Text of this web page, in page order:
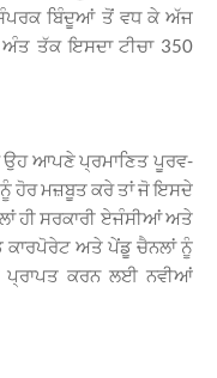
ਸੰਪਰਕ ਬਿੰਦੂਆਂ ਤੋਂ ਵਧ ਕੇ ਅੱਜ
ਤੱਕ ਇਸਦਾ ਟੀਚਾ 350
ਆਪਣੇ ਪ੍ਰਮਾਣਿਤ ਪੂਰਵ-
ਨੂੰ ਹੋਰ ਮਜ਼ਬੂਤ ​​ਕਰੇ ਤਾਂ ਜੋ ਇਸਦੇ
ਹੀ ਸਰਕਾਰੀ ਏਜੰਸੀਆਂ ਅਤੇ
ਕਾਰਪੋਰੇਟ ਅਤੇ ਪੇਂਡੂ ਚੈਨਲਾਂ ਨੂੰ
ਪ੍ਰਾਪਤ ਕਰਨ ਲਈ ਨਵੀਆਂ